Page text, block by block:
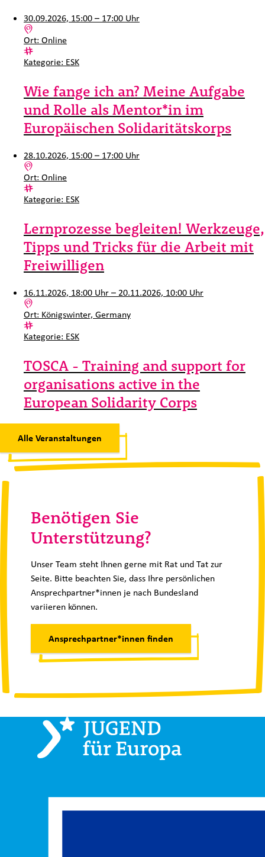
30.09.2026, 15:00 – 17:00 Uhr
Ort: Online
Kategorie: ESK
Wie fange ich an? Meine Aufgabe
und Rolle als Mentor*in im
Europäischen Solidaritätskorps
28.10.2026, 15:00 – 17:00 Uhr
Ort: Online
Kategorie: ESK
Lernprozesse begleiten! Werkzeuge,
Tipps und Tricks für die Arbeit mit
Freiwilligen
16.11.2026, 18:00 Uhr – 20.11.2026, 10:00 Uhr
Ort: Königswinter, Germany
Kategorie: ESK
TOSCA - Training and support for
organisations active in the
European Solidarity Corps
Alle Veranstaltungen
Benötigen Sie
Unterstützung?
Unser Team steht Ihnen gerne mit Rat und Tat zur
Seite. Bitte beachten Sie, dass Ihre persönlichen
Ansprechpartner*innen je nach Bundesland
variieren können.
Ansprechpartner*innen finden